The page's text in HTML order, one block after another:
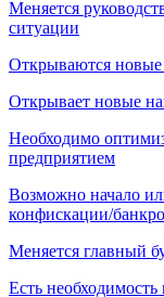
Меняется
ситуации
Открываются новые
Открывает новые
Необходимо
предприятием
Возможно начало
конфискации/
Меняется главный
Есть